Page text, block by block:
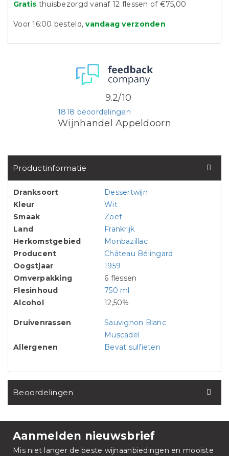
Gratis thuisbezorgd vanaf 12 flessen of €75,00
Voor 16:00 besteld,vandaag verzonden
Wijnhandel Appeldoorn
1818 beoordelingen
9.2/10
Productinformatie
Dranksoort
Dessertwijn
Kleur
Wit
Smaak
Zoet
Land
Frankrijk
Herkomstgebied
Monbazillac
Producent
Château Bélingard
Oogstjaar
1959
Omverpakking
6 flessen
Flesinhoud
750 ml
Alcohol
12,50%
Druivenrassen
Sauvignon Blanc
Muscadel
Allergenen
Bevat sulfieten
Beoordelingen
Aanmelden nieuwsbrief
Mis niet langer de beste wijnaanbiedingen en mooiste